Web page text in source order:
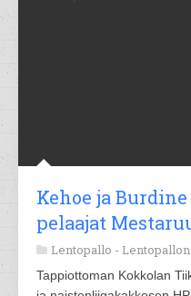
Kehoe ja
pelaajat
Lentopallo -
Tappiottoman Kokkolan